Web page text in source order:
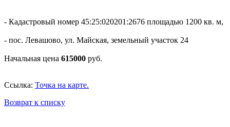
- Кадастровый номер 45:25:020201:2676 площадью 1200 кв. м,
- пос. Левашово, ул. Майская, земельный участок 24
Начальная цена 615000 руб.
Ссылка: Точка на карте.
Возврат к списку